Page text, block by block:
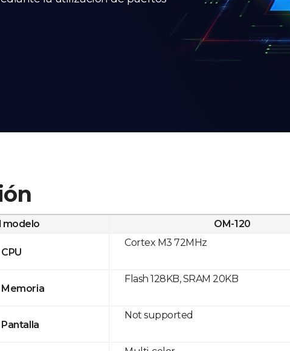
modelo
CPU
Memoria
Pantalla
OM-120
Cortex M3 72MHz
Flash 128KB, SRAM 20KB
Not supported